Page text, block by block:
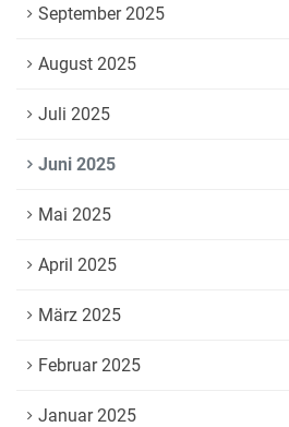
September 2025
August 2025
Juli 2025
Juni 2025
Mai 2025
April 2025
März 2025
Februar 2025
Januar 2025